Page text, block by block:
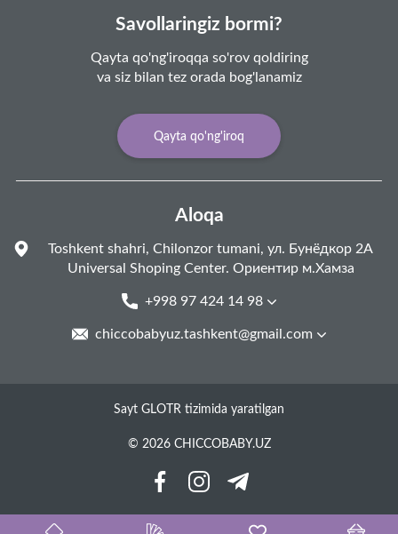
Savollaringiz bormi?
Qayta qo'ng'iroqqa so'rov qoldiring
va siz bilan tez orada bog'lanamiz
Qayta qo'ng'iroq
Aloqa
Toshkent shahri, Chilonzor tumani, ул. Бунёдкор 2А
Universal Shoping Center. Ориентир м.Хамза
+998 97 424 14 98
chiccobabyuz.tashkent@gmail.com
Sayt GLOTR tizimida yaratilgan
© 2026 CHICCOBABY.UZ